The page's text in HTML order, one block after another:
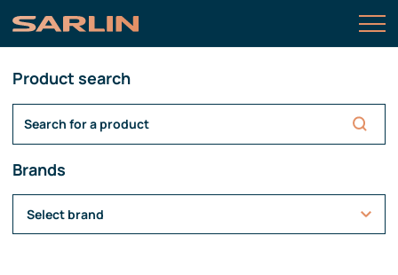
Product search
Brands
Select brand